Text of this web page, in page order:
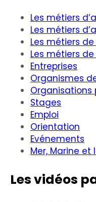
Les métiers
Les métiers
Les métiers de
Les métiers
Entreprises
Organismes
Organisations
Stages
Emploi
Orientation
Evénements
Mer, Marine et
Les vidéos